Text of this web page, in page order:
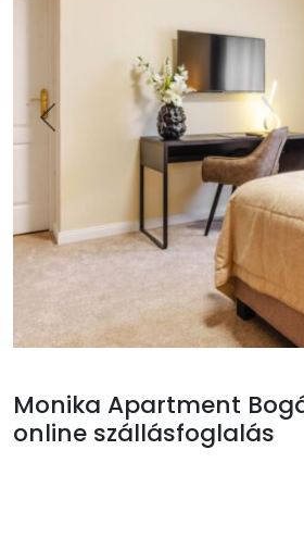
Monika Apartment
online szállásfoglalás